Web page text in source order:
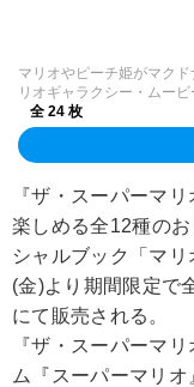
マリオやピーチ姫がマク
リオギャラクシー・ムー
全 24 枚
『ザ・スーパーマ
楽しめる全12種の
シャルブック「マ
(金)より期間限定で
にて販売される。
『ザ・スーパーマ
ム『スーパーマリ